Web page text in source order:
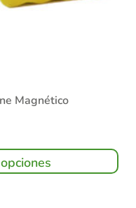
Magnético